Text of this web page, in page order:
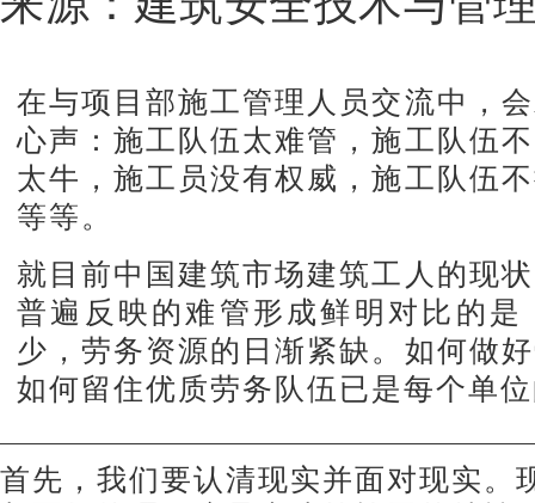
在与项目部施工管理人员交流中，
心声：施工队伍太难管，施工队伍
太牛，施工员没有权威，施工队伍
等等。
就目前中国建筑市场建筑工人的现
普遍反映的难管形成鲜明对比的是
少，劳务资源的日渐紧缺。如何做
如何留住优质劳务队伍已是每个单
首先，我们要认清现实并面对现实。